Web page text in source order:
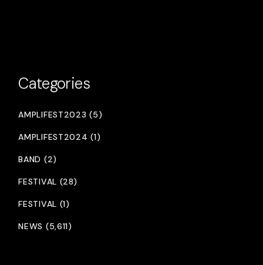
Categories
AMPLIFEST2023 (5)
AMPLIFEST2024 (1)
BAND (2)
FESTIVAL (28)
FESTIVAL (1)
NEWS (5,611)